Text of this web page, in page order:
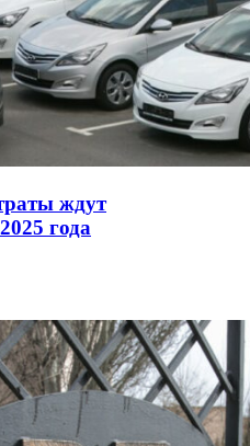
ждут
года